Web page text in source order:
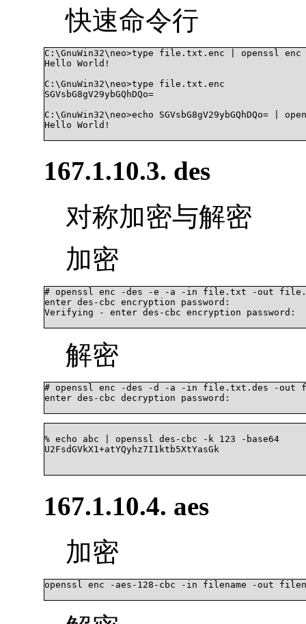
快速命令行
C:\GnuWin32\neo>type file.txt.enc | openssl enc
Hello World!
C:\GnuWin32\neo>type file.txt.enc
SGVsbG8gV29ybGQhDQo=
C:\GnuWin32\neo>echo SGVsbG8gV29ybGQhDQo= |
Hello World!
167.1.10.3. des
对称加密与解密
加密
# openssl enc -des -e -a -in file.txt -out
enter des-cbc encryption password:
Verifying - enter des-cbc encryption password:
解密
# openssl enc -des -d -a -in file.txt.des -out
enter des-cbc decryption password:
% echo abc | openssl des-cbc -k 123 -
U2FsdGVkX1+atYQyhz7I1ktb5XtYasGk
167.1.10.4. aes
加密
openssl enc -aes-128-cbc -in filename -out